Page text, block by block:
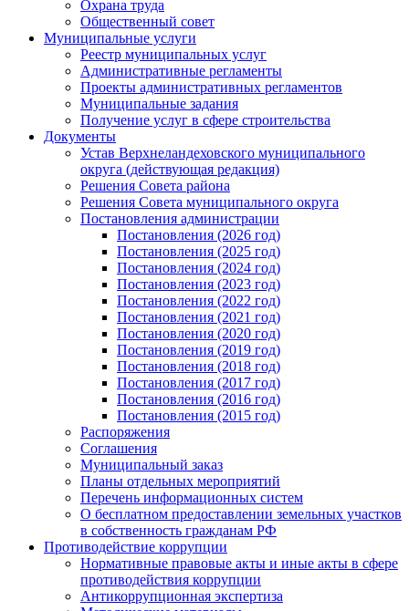
Охрана труда
Общественный совет
Муниципальные услуги
Реестр муниципальных услуг
Административные регламенты
Проекты административных регламентов
Муниципальные задания
Получение услуг в сфере строительства
Документы
Устав Верхнеландеховского муниципального
округа (действующая редакция)
Решения Совета района
Решения Совета муниципального округа
Постановления администрации
Постановления (2026 год)
Постановления (2025 год)
Постановления (2024 год)
Постановления (2023 год)
Постановления (2022 год)
Постановления (2021 год)
Постановления (2020 год)
Постановления (2019 год)
Постановления (2018 год)
Постановления (2017 год)
Постановления (2016 год)
Постановления (2015 год)
Распоряжения
Соглашения
Муниципальный заказ
Планы отдельных мероприятий
Перечень информационных систем
О бесплатном предоставлении земельных участков
в собственность гражданам РФ
Противодействие коррупции
Нормативные правовые акты и иные акты в сфере
противодействия коррупции
Антикоррупционная экспертиза